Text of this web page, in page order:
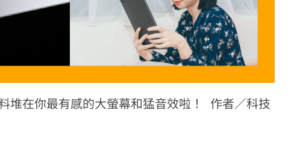
堆在你最有感的大螢幕和猛音效啦！ 作者／科技